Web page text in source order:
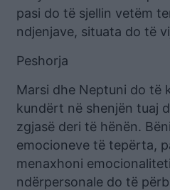
pasi do të sjellin vetëm
ndjenjave, situata do të
Peshorja
Marsi dhe Neptuni do të
kundërt në shenjën tuaj
zgjasë deri të hënën.
emocioneve të tepërta,
menaxhoni
ndërpersonale do të